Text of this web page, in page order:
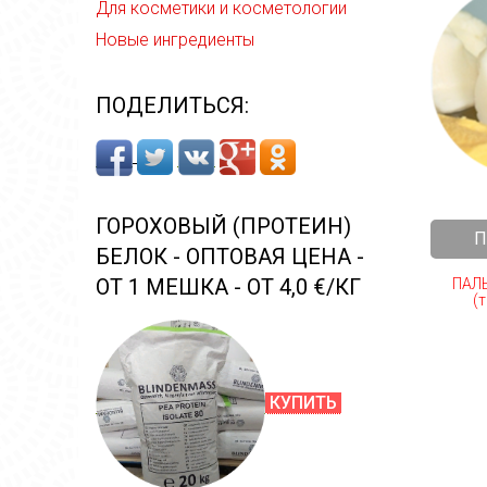
Для косметики и косметологии
Новые ингредиенты
ПОДЕЛИТЬСЯ:
ГОРОХОВЫЙ (ПРОТЕИН)
БЕЛОК - ОПТОВАЯ ЦЕНА -
ОТ 1 МЕШКА - ОТ 4,0 €/КГ
КУПИТЬ